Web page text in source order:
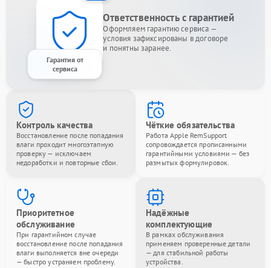
Гарантия от
сервиса
Ответственность с гарантией
Оформляем гарантию сервиса —
условия зафиксированы в договоре
и понятны заранее.
Контроль качества
Восстановление после попадания
влаги проходит многоэтапную
проверку — исключаем
недоработки и повторные сбои.
Чёткие обязательства
Работа Apple RemSupport
сопровождается прописанными
гарантийными условиями — без
размытых формулировок.
Приоритетное
обслуживание
При гарантийном случае
восстановление после попадания
влаги выполняется вне очереди
— быстро устраняем проблему.
Надёжные
комплектующие
В рамках обслуживания
применяем проверенные детали
— для стабильной работы
устройства.